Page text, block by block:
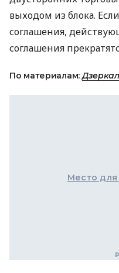
выходом из блока.
соглашения,
соглашения
По материалам:
Место